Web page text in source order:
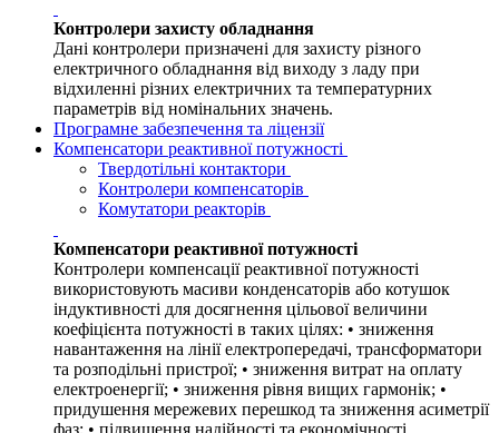
Контролери захисту обладнання
Дані контролери призначені для захисту різного
електричного обладнання від виходу з ладу при
відхиленні різних електричних та температурних
параметрів від номінальних значень.
Програмне забезпечення та ліцензії
Компенсатори реактивної потужності
Твердотільні контактори
Контролери компенсаторів
Комутатори реакторів
Компенсатори реактивної потужності
Контролери компенсації реактивної потужності
використовують масиви конденсаторів або котушок
індуктивності для досягнення цільової величини
коефіцієнта потужності в таких цілях: • зниження
навантаження на лінії електропередачі, трансформатори
та розподільні пристрої; • зниження витрат на оплату
електроенергії; • зниження рівня вищих гармонік; •
придушення мережевих перешкод та зниження асиметрії